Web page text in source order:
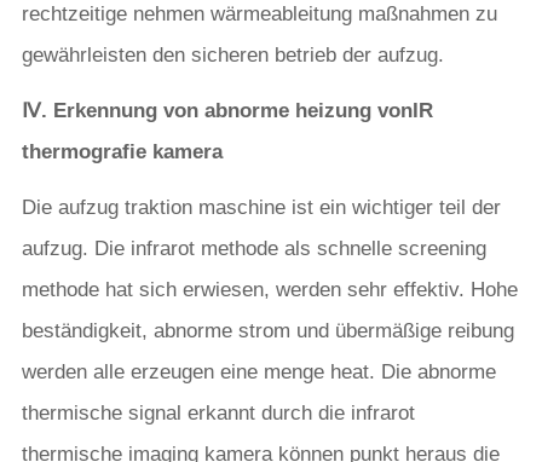
rechtzeitige nehmen wärmeableitung maßnahmen zu
gewährleisten den sicheren betrieb der aufzug.
Ⅳ. Erkennung von abnorme heizung vonIR
thermografie kamera
Die aufzug traktion maschine ist ein wichtiger teil der
aufzug. Die infrarot methode als schnelle screening
methode hat sich erwiesen, werden sehr effektiv. Hohe
beständigkeit, abnorme strom und übermäßige reibung
werden alle erzeugen eine menge heat. Die abnorme
thermische signal erkannt durch die infrarot
thermische imaging kamera können punkt heraus die